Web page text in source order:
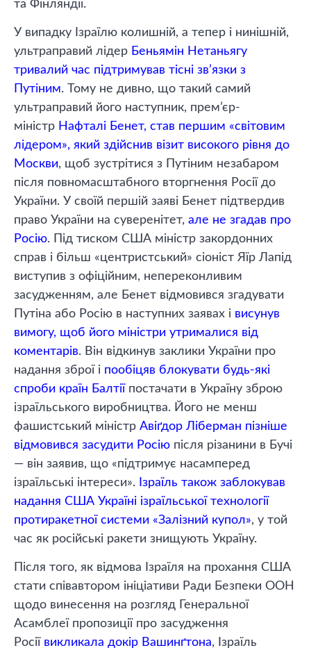
та Фінляндії.
У випадку Ізраїлю колишній, а тепер і нинішній,
ультраправий лідер Беньямін Нетаньягу
тривалий час підтримував тісні зв’язки з
Путіним. Тому не дивно, що такий самий
ультраправий його наступник, прем’єр-
міністр Нафталі Бенет, став першим «світовим
лідером», який здійснив візит високого рівня до
Москви, щоб зустрітися з Путіним незабаром
після повномасштабного вторгнення Росії до
України. У своїй першій заяві Бенет підтвердив
право України на суверенітет, але не згадав про
Росію. Під тиском США міністр закордонних
справ і більш «центристський» сіоніст Яїр Лапід
виступив з офіційним, непереконливим
засудженням, але Бенет відмовився згадувати
Путіна або Росію в наступних заявах і висунув
вимогу, щоб його міністри утрималися від
коментарів. Він відкинув заклики України про
надання зброї і пообіцяв блокувати будь-які
спроби країн Балтіїпостачати в Україну зброю
ізраїльського виробництва. Його не менш
фашистський міністр Авіґдор Ліберман пізніше
відмовився засудити Росію після різанини в Бучі
— він заявив, що «підтримує насамперед
ізраїльські інтереси». Ізраїль також заблокував
надання США Україні ізраїльської технології
протиракетної системи «Залізний купол», у той
час як російські ракети знищують Україну.
Після того, як відмова Ізраїля на прохання США
стати співавтором ініціативи Ради Безпеки ООН
щодо винесення на розгляд Генеральної
Асамблеї пропозиції про засудження
Росії викликала докір Вашинґтона, Ізраїль